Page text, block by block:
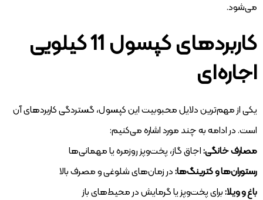
می‌شود.
کاربردهای کپسول 11 کیلویی
اجاره‌ای
یکی از مهم‌ترین دلایل محبوبیت این کپسول، گستردگی کاربردهای آن
است. در ادامه به چند مورد اشاره می‌کنیم:
مصارف خانگی:اجاق گاز، پخت‌وپز روزمره یا مهمانی‌ها
رستوران‌ها و کترینگ‌ها:در زمان‌های شلوغی و مصرف بالا
باغ و ویلا:برای پخت‌وپز یا گرمایش در محیط‌های باز